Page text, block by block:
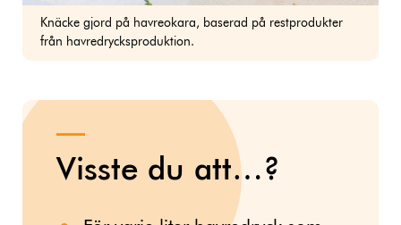
Knäcke gjord på havreokara, baserad på restprodukter
från havredrycksproduktion.
Visste du att…?